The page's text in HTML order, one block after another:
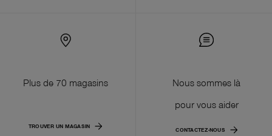
Plus de 70 magasins
TROUVER UN MAGASIN
Nous sommes là
pour vous aider
CONTACTEZ-NOUS